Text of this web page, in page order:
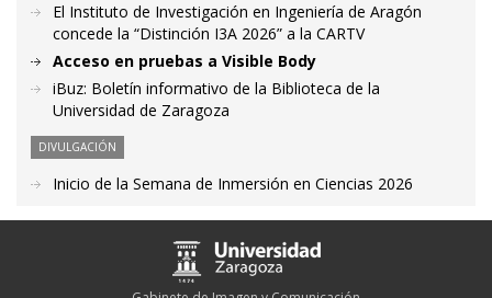
El Instituto de Investigación en Ingeniería de Aragón
concede la “Distinción I3A 2026” a la CARTV
Acceso en pruebas a Visible Body
iBuz: Boletín informativo de la Biblioteca de la
Universidad de Zaragoza
DIVULGACIÓN
Inicio de la Semana de Inmersión en Ciencias 2026